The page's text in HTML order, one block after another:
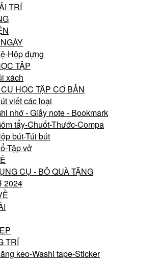
TRÍ
Hộp đựng
TẬP
xách
HỌC TẬP CƠ BẢN
viết các loại
nhớ - Giấy note - Bookmark
tẩy-Chuốt-Thước-Compa
bút-Túi bút
Tập vở
CỤ - BÔ QUÀ TẶNG
2024
TRÍ
keo-Washi tape-Sticker